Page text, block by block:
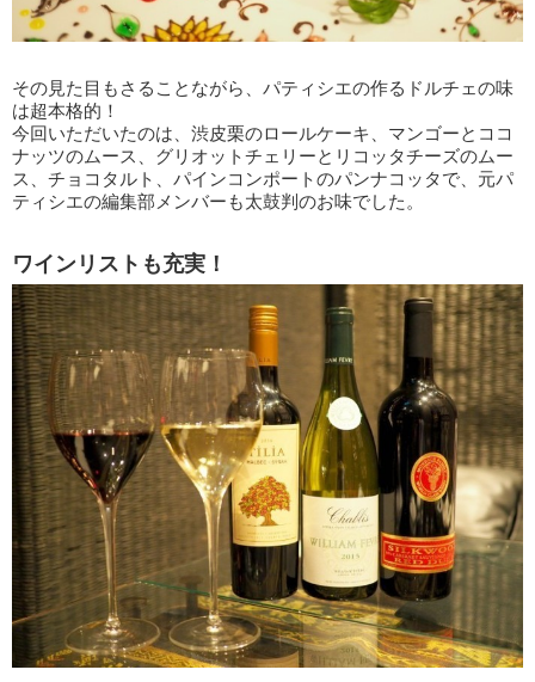
その見た目もさることながら、パティシエの作るドルチェの味
は超本格的！
今回いただいたのは、渋皮栗のロールケーキ、マンゴーとココ
ナッツのムース、グリオットチェリーとリコッタチーズのムー
ス、チョコタルト、パインコンポートのパンナコッタで、元パ
ティシエの編集部メンバーも太鼓判のお味でした。
ワインリストも充実！